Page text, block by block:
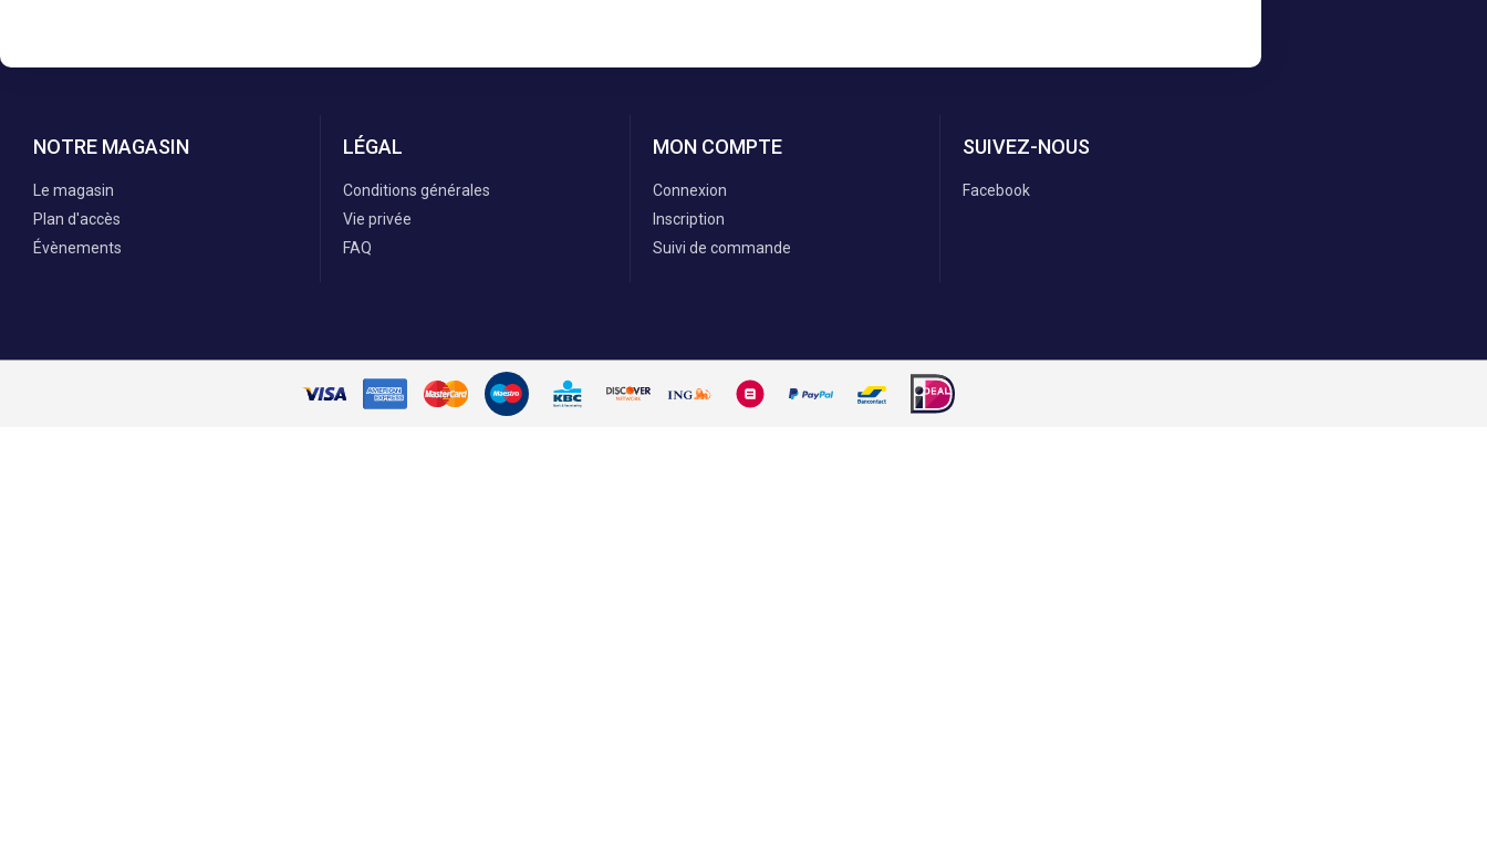
NOTRE MAGASIN
Le magasin
Plan d'accès
Évènements
LÉGAL
Conditions générales
Vie privée
FAQ
MON COMPTE
Connexion
Inscription
Suivi de commande
SUIVEZ-NOUS
Facebook